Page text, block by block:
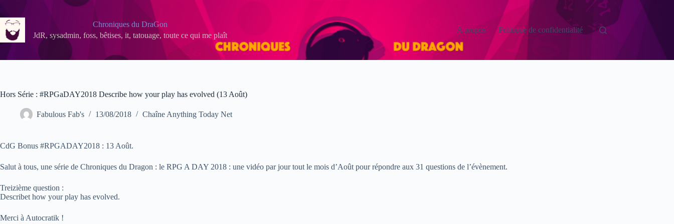
contenu
Chroniques du DraGon
JdR, sysadmin, foss, bêtises, it, tatouage, toute ce qui me plaît
A propos Politique de confidentialité
Hors Série : #RPGaDAY2018 Describe how your play has evolved (13 Août)
Fabulous Fab's 13/08/2018 Chaîne Anything Today Net
CdG Bonus #RPGADAY2018 : 13 Août.
Salut à tous, une série de Chroniques du Dragon : le RPG A DAY 2018 : une vidéo par jour tout le mois d’Août pour répondre aux 31 questions de l’évènement.
Treizième question :
Describet how your play has evolved.
Merci à Autocratik !